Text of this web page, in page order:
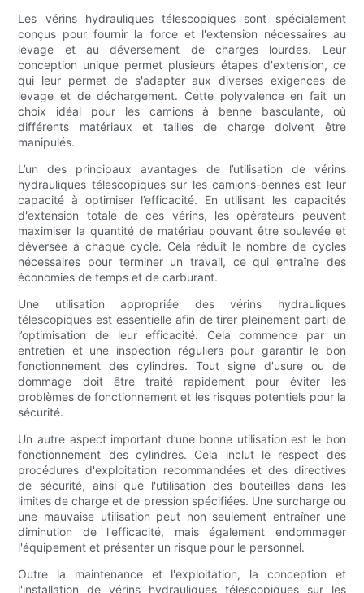
Les vérins hydrauliques télescopiques sont spécialement
conçus pour fournir la force et l'extension nécessaires au
levage et au déversement de charges lourdes. Leur
conception unique permet plusieurs étapes d'extension, ce
qui leur permet de s'adapter aux diverses exigences de
levage et de déchargement. Cette polyvalence en fait un
choix idéal pour les camions à benne basculante, où
différents matériaux et tailles de charge doivent être
manipulés.
L’un des principaux avantages de l’utilisation de vérins
hydrauliques télescopiques sur les camions-bennes est leur
capacité à optimiser l’efficacité. En utilisant les capacités
d'extension totale de ces vérins, les opérateurs peuvent
maximiser la quantité de matériau pouvant être soulevée et
déversée à chaque cycle. Cela réduit le nombre de cycles
nécessaires pour terminer un travail, ce qui entraîne des
économies de temps et de carburant.
Une utilisation appropriée des vérins hydrauliques
télescopiques est essentielle afin de tirer pleinement parti de
l’optimisation de leur efficacité. Cela commence par un
entretien et une inspection réguliers pour garantir le bon
fonctionnement des cylindres. Tout signe d'usure ou de
dommage doit être traité rapidement pour éviter les
problèmes de fonctionnement et les risques potentiels pour la
sécurité.
Un autre aspect important d’une bonne utilisation est le bon
fonctionnement des cylindres. Cela inclut le respect des
procédures d'exploitation recommandées et des directives
de sécurité, ainsi que l'utilisation des bouteilles dans les
limites de charge et de pression spécifiées. Une surcharge ou
une mauvaise utilisation peut non seulement entraîner une
diminution de l'efficacité, mais également endommager
l'équipement et présenter un risque pour le personnel.
Outre la maintenance et l'exploitation, la conception et
l'installation de vérins hydrauliques télescopiques sur les